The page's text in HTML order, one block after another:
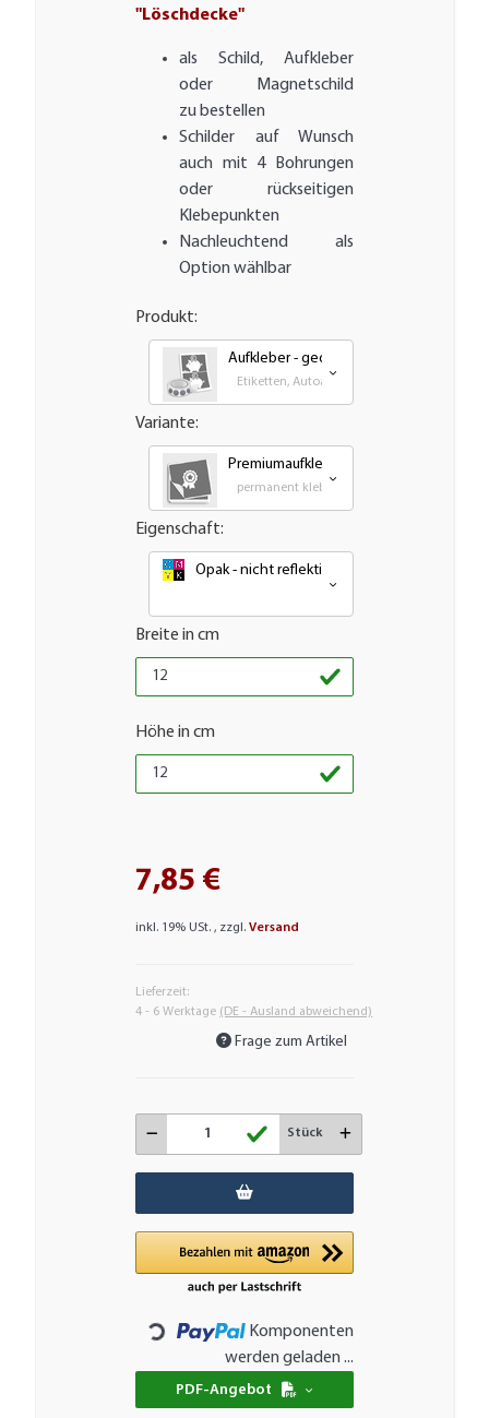
"Löschdecke"
als Schild, Aufkleber
oder Magnetschild
zu bestellen
Schilder auf Wunsch
auch mit 4 Bohrungen
oder rückseitigen
Klebepunkten
Nachleuchtend als
Option wählbar
Produkt:
Aufkleber - gedruckt
Etiketten, Autoaufkleber, Transfer und
Variante:
Premiumaufkleber - wetterfest, UV-
permanent klebende - Outdoor PVC Folie
Eigenschaft:
Opak - nicht reflektierend oder
Breite in cm
Höhe in cm
7,85 €
inkl. 19% USt. , zzgl.Versand
Lieferzeit:
4 - 6 Werktage (DE - Ausland abweichend)
Frage zum Artikel
Stück
Loading...
Komponenten
werden geladen ...
PDF-Angebot